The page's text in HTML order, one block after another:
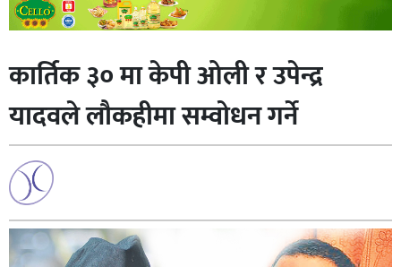
कार्तिक ३० मा केपी ओली र उपेन्द्र
यादवले लौकहीमा सम्वोधन गर्ने